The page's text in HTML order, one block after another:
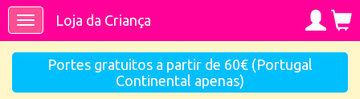
ToggleLoja da Criança
Portes gratuitos a partir de 60€ (Portugal
Continental apenas)